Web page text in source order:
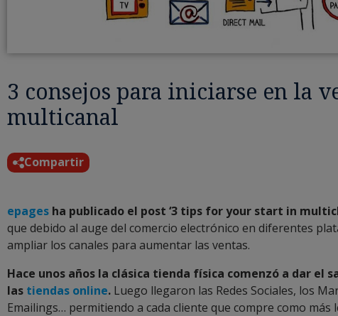
3 consejos para iniciarse en la
multicanal
Compartir
epages ha publicado el post ‘3 tips for your start in
que debido al auge del comercio electrónico en diferentes
ampliar los canales para aumentar las ventas.
Hace unos años la clásica tienda física comenzó a dar el
las tiendas online. Luego llegaron las Redes Sociales, los
Emailings… permitiendo a cada cliente que compre como más